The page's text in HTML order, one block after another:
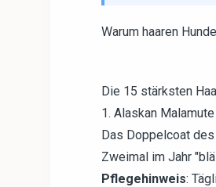
Warum haaren
Die 15 stärksten
1. Alaskan Malamute
Das Doppelcoat
Zweimal im Jahr
Pflegehinweis: